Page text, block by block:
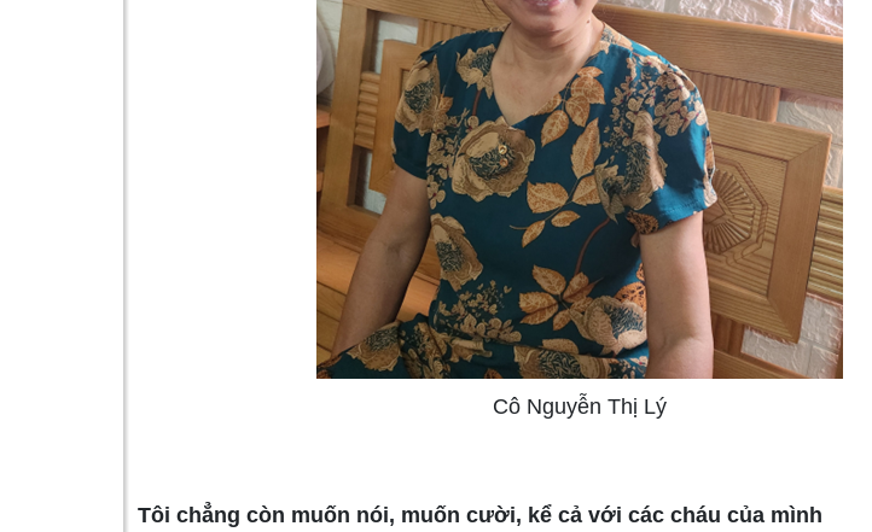
Cô Nguyễn Thị Lý
Tôi chẳng còn muốn nói, muốn cười, kể cả với các cháu của mình